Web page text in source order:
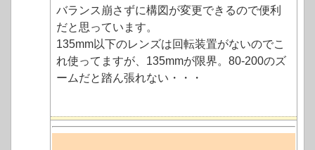
バランス崩さずに構図が変更できるので便利
だと思っています。
135mm以下のレンズは回転装置がないのでこ
れ使ってますが、135mmが限界。80-200のズ
ームだと踏ん張れない・・・